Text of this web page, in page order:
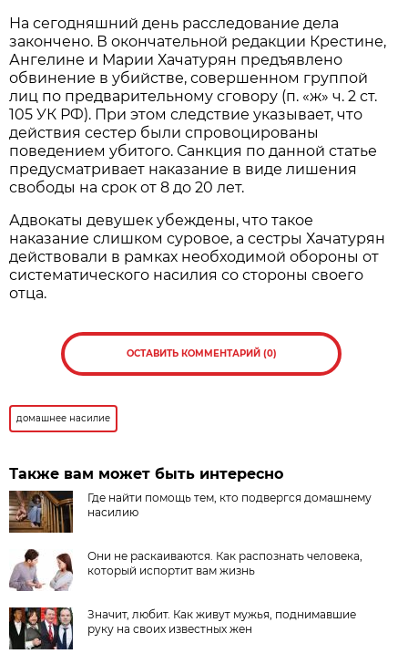
На сегодняшний день расследование дела
закончено. В окончательной редакции Крестине,
Ангелине и Марии Хачатурян предъявлено
обвинение в убийстве, совершенном группой
лиц по предварительному сговору (п. «ж» ч. 2 ст.
105 УК РФ). При этом следствие указывает, что
действия сестер были спровоцированы
поведением убитого. Санкция по данной статье
предусматривает наказание в виде лишения
свободы на срок от 8 до 20 лет.
Адвокаты девушек убеждены, что такое
наказание слишком суровое, а сестры Хачатурян
действовали в рамках необходимой обороны от
систематического насилия со стороны своего
отца.
ОСТАВИТЬ КОММЕНТАРИЙ (0)
домашнее насилие
Также вам может быть интересно
Где найти помощь тем, кто подвергся домашнему
насилию
Они не раскаиваются. Как распознать человека,
который испортит вам жизнь
Значит, любит. Как живут мужья, поднимавшие
руку на своих известных жен